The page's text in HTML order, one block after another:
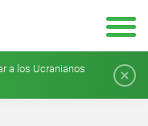
a los Ucranianos
tus vacaciones